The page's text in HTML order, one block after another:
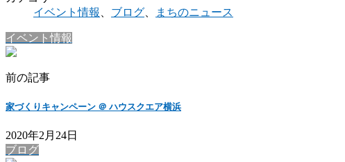
イベント情報
ブログ まちのニュース
イベント情報
前の記事
家づくりキャンペーン ＠ ハウスクエア横浜
2020年2月24日
ブログ